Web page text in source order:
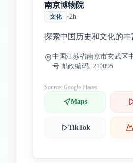
南京博物院
文化 •2h
探索中国历史和文化的丰
中国江苏省南京市玄武区
号 邮政编码: 210095
Source: Google Places
Maps
TikTok